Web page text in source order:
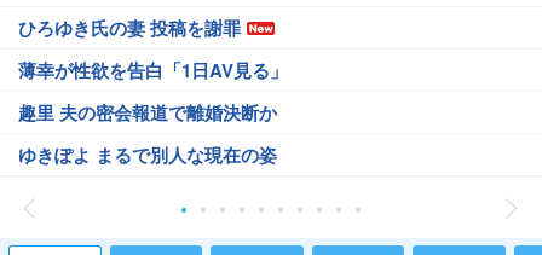
ひろゆき氏の妻 投稿を謝罪
薄幸が性欲を告白「1日AV見る」
趣里 夫の密会報道で離婚決断か
ゆきぽよ まるで別人な現在の姿